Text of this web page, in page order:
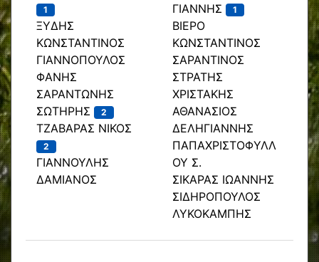
1
ΞΥΔΗΣ
ΚΩΝΣΤΑΝΤΙΝΟΣ
ΓΙΑΝΝΟΠΟΥΛΟΣ
ΦΑΝΗΣ
ΣΑΡΑΝΤΩΝΗΣ
ΣΩΤΗΡΗΣ
2
ΤΖΑΒΑΡΑΣ ΝΙΚΟΣ
2
ΓΙΑΝΝΟΥΛΗΣ
ΔΑΜΙΑΝΟΣ
ΓΙΑΝΝΗΣ
1
ΒΙΕΡΟ
ΚΩΝΣΤΑΝΤΙΝΟΣ
ΣΑΡΑΝΤΙΝΟΣ
ΣΤΡΑΤΗΣ
ΧΡΙΣΤΑΚΗΣ
ΑΘΑΝΑΣΙΟΣ
ΔΕΛΗΓΙΑΝΝΗΣ
ΠΑΠΑΧΡΙΣΤΟΦΥΛΛ
ΟΥ Σ.
ΣΙΚΑΡΑΣ ΙΩΑΝΝΗΣ
ΣΙΔΗΡΟΠΟΥΛΟΣ
ΛΥΚΟΚΑΜΠΗΣ